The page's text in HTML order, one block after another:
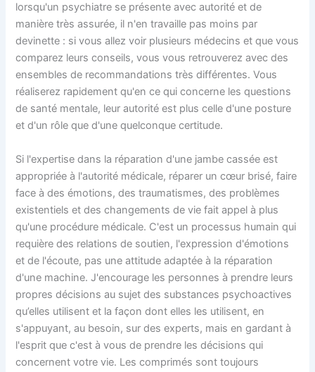
lorsqu'un psychiatre se présente avec autorité et de
manière très assurée, il n'en travaille pas moins par
devinette : si vous allez voir plusieurs médecins et que vous
comparez leurs conseils, vous vous retrouverez avec des
ensembles de recommandations très différentes. Vous
réaliserez rapidement qu'en ce qui concerne les questions
de santé mentale, leur autorité est plus celle d'une posture
et d'un rôle que d'une quelconque certitude.
Si l'expertise dans la réparation d'une jambe cassée est
appropriée à l'autorité médicale, réparer un cœur brisé, faire
face à des émotions, des traumatismes, des problèmes
existentiels et des changements de vie fait appel à plus
qu'une procédure médicale. C'est un processus humain qui
requière des relations de soutien, l'expression d'émotions
et de l'écoute, pas une attitude adaptée à la réparation
d'une machine. J'encourage les personnes à prendre leurs
propres décisions au sujet des substances psychoactives
qu’elles utilisent et la façon dont elles les utilisent, en
s'appuyant, au besoin, sur des experts, mais en gardant à
l'esprit que c'est à vous de prendre les décisions qui
concernent votre vie. Les comprimés sont toujours